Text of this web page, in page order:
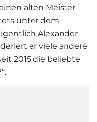
alten Meister
unter dem
Alexander
er viele andere
2015 die beliebte